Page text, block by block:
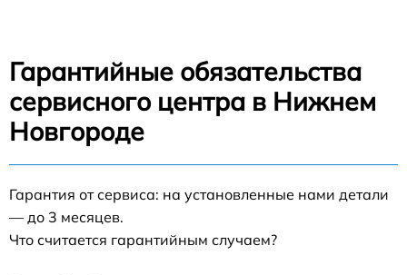
Гарантийные обязательства
сервисного центра в Нижнем
Новгороде
Гарантия от сервиса: на установленные нами детали
— до 3 месяцев.
Что считается гарантийным случаем?